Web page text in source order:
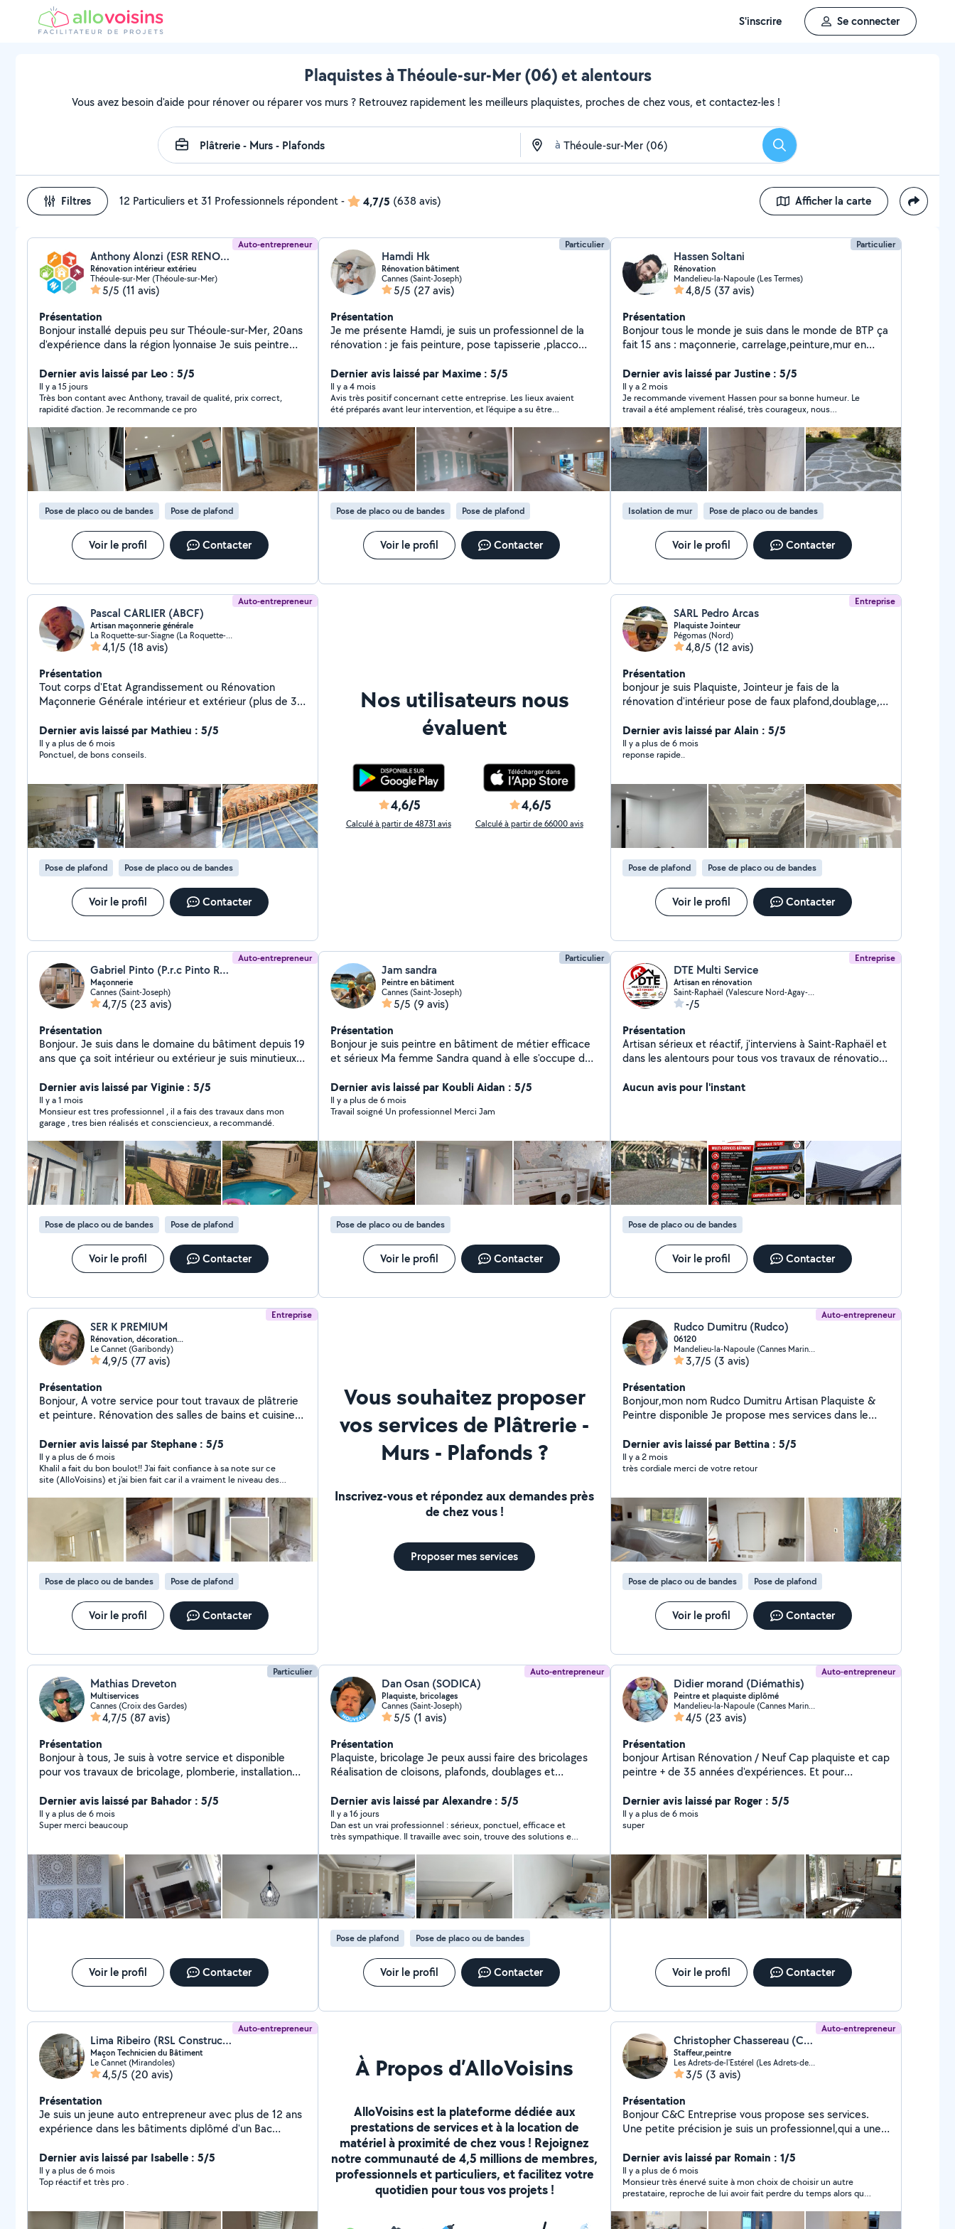
S'inscrire Se connecter
Plaquistes à Théoule-sur-Mer (06) et alentours
Vous avez besoin d'aide pour rénover ou réparer vos murs ? Retrouvez rapidement les meilleurs plaquistes, proches de chez vous, et contactez-les !
à Rechercher
Filtres 12 Particuliers et 31 Professionnels répondent- 4,7/5 (638 avis) Afficher la carte
Auto-entrepreneur
Anthony Alonzi (ESR RENOVATION TRAYAS)
Rénovation intérieur extérieu
Théoule-sur-Mer (Théoule-sur-Mer)
5/5 (11 avis)
Présentation
Bonjour installé depuis peu sur Théoule-sur-Mer, 20ans
d'expérience dans la région lyonnaise Je suis peintre
préparation enduit / bande a joint, et finition peinture
intérieur / extérieur Puis j'ai plusieurs contact sérieux
plombier électricien maçon Plaquiste carreleur, qui
travail très très bien. Travail propre, rapide et soigné ;)
Rapport qualité prix ;) Déplacement Département 06
ou 83 Devis gratuit Tel : 749660262 Cordialement
Dernier avis laissé par Leo : 5/5
Il y a 15 jours
Très bon contant avec Anthony, travail de qualité, prix correct,
rapidité d’action. Je recommande ce pro
Pose de placo ou de bandes Pose de plafond
Voir le profil Contacter
Particulier
Hamdi Hk
Rénovation bâtiment
Cannes (Saint-Joseph)
5/5 (27 avis)
Présentation
Je me présente Hamdi, je suis un professionnel de la
rénovation : je fais peinture, pose tapisserie ,placco
qualité d'après mes clients est que je travaille
proprement, belles finitions. Selon vos besoin je donne
de bonnes idées pour vos aménagements. Contactez-
moi dans un premier temps déjà pour discuter
ensemble de votre projet.
Dernier avis laissé par Maxime : 5/5
Il y a 4 mois
Avis très positif concernant cette entreprise. Les lieux avaient
été préparés avant leur intervention, et l’équipe a su être
travaux concernaient la reprise d’un retour de salle de bain,
l’installation d’une vasque, la réalisation d’un coffre, peinture.
Ect.. Tout a été réalisé avec soin et de manière propre, en
respectant parfaitement les lieux.
Pose de placo ou de bandes Pose de plafond
Voir le profil Contacter
Particulier
Hassen Soltani
Rénovation
Mandelieu-la-Napoule (Les Termes)
4,8/5 (37 avis)
Présentation
Bonjour tous le monde je suis dans le monde de BTP ça
fait 15 ans : maçonnerie, carrelage,peinture,mur en
de 40 ans expérience maçonnerie ,une équipe correct
,confiance et sérieux et surtout travail pro ..on est des
gens sympa et souriant avec les clients , on est sur
mandelieu et on peux déplacer aux alentours n'hésitez
pas merci..
Dernier avis laissé par Justine : 5/5
Il y a 2 mois
Je recommande vivement Hassen pour sa bonne humeur. Le
travail a été amplement réalisé, très courageux, nous
Isolation de mur Pose de placo ou de bandes
Voir le profil Contacter
Auto-entrepreneur
Pascal CARLIER (ABCF)
Artisan maçonnerie générale
La Roquette-sur-Siagne (La Roquette-sur-Siagne)
4,1/5 (18 avis)
Présentation
Tout corps d'Etat Agrandissement ou Rénovation
Maçonnerie Générale intérieur et extérieur (plus de 30
Dernier avis laissé par Mathieu : 5/5
Il y a plus de 6 mois
Ponctuel, de bons conseils.
Pose de plafond Pose de placo ou de bandes
Voir le profil Contacter
Nos utilisateurs nous
évaluent
4,6/5
Calculé à partir de 48731 avis
4,6/5
Calculé à partir de 66000 avis
Entreprise
SARL Pedro Arcas
Plaquiste Jointeur
Pégomas (Nord)
4,8/5 (12 avis)
Présentation
bonjour je suis Plaquiste, Jointeur je fais de la
rénovation d'intérieur pose de faux plafond,doublage,
Dernier avis laissé par Alain : 5/5
Il y a plus de 6 mois
reponse rapide..
Pose de plafond Pose de placo ou de bandes
Voir le profil Contacter
Auto-entrepreneur
Gabriel Pinto (P.r.c Pinto Rénovation Construction)
Maçonnerie
Cannes (Saint-Joseph)
4,7/5 (23 avis)
Présentation
Bonjour. Je suis dans le domaine du bâtiment depuis 19
ans que ça soit intérieur ou extérieur je suis minutieux
besoins.
Dernier avis laissé par Viginie : 5/5
Il y a 1 mois
Monsieur est tres professionnel , il a fais des travaux dans mon
garage , tres bien réalisés et consciencieux, a recommandé.
Pose de placo ou de bandes Pose de plafond
Voir le profil Contacter
Particulier
Jam sandra
Peintre en bâtiment
Cannes (Saint-Joseph)
5/5 (9 avis)
Présentation
Bonjour je suis peintre en bâtiment de métier efficace
et sérieux Ma femme Sandra quand à elle s'occupe des
également auxiliaire puéricultrice garde enfants
Dernier avis laissé par Koubli Aidan : 5/5
Il y a plus de 6 mois
Travail soigné Un professionnel Merci Jam
Pose de placo ou de bandes
Voir le profil Contacter
Entreprise
DTE Multi Service
Artisan en rénovation
Saint-Raphaël (Valescure Nord-Agay-Le Trayas)
-/5
Présentation
Artisan sérieux et réactif, j'interviens à Saint-Raphaël et
dans les alentours pour tous vos travaux de rénovation,
importance à la qualité du travail, au respect des délais
réparation de toiture Recherche de fuites et zinguerie
Installation, entretien et dépannage de panneaux
photovoltaïques Carports, pergolas et structures bois
Rénovation intérieure (cloisons, isolation, revêtements
de sols, peinture...) Terrasses bois Extensions et
aménagements
Aucun avis pour l'instant
Pose de placo ou de bandes
Voir le profil Contacter
Entreprise
SER K PREMIUM
Rénovation, décoration...
Le Cannet (Garibondy)
4,9/5 (77 avis)
Présentation
Bonjour, A votre service pour tout travaux de plâtrerie
et peinture. Rénovation des salles de bains et cuisines,
plomberie, rénovation d'intérieur ... Travail propre et
soigné Respect des normes Conseil N'hésitez pas à me
contacter. Satisfait ou satisfait.
Dernier avis laissé par Stephane : 5/5
Il y a plus de 6 mois
Khalil a fait du bon boulot!! J’ai fait confiance à sa note sur ce
site (AlloVoisins) et j’ai bien fait car il a vraiment le niveau des 5
et surtout très bien fait, rapide et efficace. Il a été disponible
rapidement encore merci.
Pose de placo ou de bandes Pose de plafond
Voir le profil Contacter
Vous souhaitez proposer
vos services de Plâtrerie -
Murs - Plafonds ?
Inscrivez-vous et répondez aux demandes près
de chez vous !
Proposer mes services
Auto-entrepreneur
Rudco Dumitru (Rudco)
06120
Mandelieu-la-Napoule (Cannes Marina-La Roubine)
3,7/5 (3 avis)
Présentation
Bonjour,mon nom Rudco Dumitru Artisan Plaquiste &
Peintre disponible Je propose mes services dans le
Bande à joints bien soignées et finition propre Travaux
de peinture intérieure Rénovation d'appartements et
maisons Travail sérieux Finition propre et
Dernier avis laissé par Bettina : 5/5
Il y a 2 mois
très cordiale merci de votre retour
Pose de placo ou de bandes Pose de plafond
Voir le profil Contacter
Particulier
Mathias Dreveton
Multiservices
Cannes (Croix des Gardes)
4,7/5 (87 avis)
Présentation
Bonjour à tous, Je suis à votre service et disponible
pour vos travaux de bricolage, plomberie, installation
et transport de charges lourdes. Après trois maisons
d'expérience, je touche à tout et propose mes services
pour vous rendre service. Au plaisir de vous rencontrer.
Dernier avis laissé par Bahador : 5/5
Il y a plus de 6 mois
Super merci beaucoup
Voir le profil Contacter
Auto-entrepreneur
Dan Osan (SODICA)
Plaquiste, bricolages
Cannes (Saint-Joseph)
5/5 (1 avis)
Présentation
Plaquiste, bricolage Je peux aussi faire des bricolages
Réalisation de cloisons, plafonds, doublages et
Montage des ossatures métalliques, pose d'isolants
thermiques et acoustiques, installation des plaques de
plâtre, traitement des joints et finitions de haute
qualité. Réalisation de travaux standards ainsi que de
projets haut de gamme, avec une grande attention aux
détails et au respect des exigences du client. Création
de décorations en plaques de plâtre : corniches,
niches, plafonds décoratifs, caissons, habillages,
retombées de plafond, éclairages LED intégrés et
autres éléments décoratifs sur mesure. Lecture de
plans, organisation du chantier, respect des délais, des
normes de sécurité et collaboration efficace avec les
autres corps de métier. Travail précis, soigné et orienté
vers la satisfaction du client.
Dernier avis laissé par Alexandre : 5/5
Il y a 16 jours
Dan est un vrai professionnel : sérieux, ponctuel, efficace et
très sympathique. Il travaille avec soin, trouve des solutions et
compter. Je le recommande sans hésitation pour tous vos
travaux. Merci encore Dan !
Pose de plafond Pose de placo ou de bandes
Voir le profil Contacter
Auto-entrepreneur
Didier morand (Diémathis)
Peintre et plaquiste diplômé
Mandelieu-la-Napoule (Cannes Marina-La Roubine)
4/5 (23 avis)
Présentation
bonjour Artisan Rénovation / Neuf Cap plaquiste et cap
peintre + de 35 années d'expériences. Et pour
Neuf ou rénovation complète
Villa/Appartement/Commerce PLUSIEURS
INTERVENANTS UN SEUL INTERLOCUTEUR
tout corps d'états Avec équipes de professionnels
Maçon terrassier ( Gros œuvre et piscines ) Façadiers
Plombiers ( Clim/chaudière ) Électriciens Carreleurs
Menuisiers
Dernier avis laissé par Roger : 5/5
Il y a plus de 6 mois
super
Voir le profil Contacter
Auto-entrepreneur
Lima Ribeiro (RSL Construction)
Maçon Technicien du Bâtiment
Le Cannet (Mirandoles)
4,5/5 (20 avis)
Présentation
Je suis un jeune auto entrepreneur avec plus de 12 ans
expérience dans les bâtiments diplômé d'un Bac
Réalisation du Gros Oeuvre ' obtenu 08/01/2021 à
Nice. Mon domaine ( Conseillé Technique dans le gros
œuvre et réalisation dans le neuf, Rénovation,
suis très motivé et très professionnel. Ne hésite pas à
Dernier avis laissé par Isabelle : 5/5
Il y a plus de 6 mois
Top réactif et très pro .
À Propos d’AlloVoisins
AlloVoisins est la plateforme dédiée aux
prestations de services et à la location de
matériel à proximité de chez vous ! Rejoignez
notre communauté de 4,5 millions de membres,
professionnels et particuliers, et facilitez votre
quotidien pour tous vos projets !
Auto-entrepreneur
Christopher Chassereau (C&C ENTREPRISE)
Staffeur,peintre
Les Adrets-de-l'Estérel (Les Adrets-de-l'Estérel)
3/5 (3 avis)
Présentation
Bonjour C&C Entreprise vous propose ses services.
Une petite précision je suis un professionnel,qui a une
professionnelle. Je ne suis pas un bricoleur du
dimanche merci cordialement. Types de services dans
l'entreprise => Création de pièces cloisonnées et
isolation : (comble,salle de bain,pièces à vivre ou
garage aménageable). Rénovation intérieure : (Pose de
Dernier avis laissé par Romain : 1/5
Il y a plus de 6 mois
Monsieur très énervé suite à mon choix de choisir un autre
prestataire, reproche de lui avoir fait perdre du temps alors qu’il
téléphonique.